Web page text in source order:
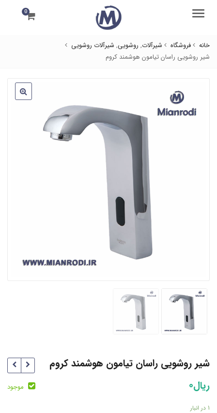
منو 0
خانه فروشگاه شیرآلات, روشویی, شیرآلات روشویی
شیر روشویی راسان تیامون هوشمند کروم
شیر روشویی راسان تیامون هوشمند کروم
ریال0 موجود
1 در انبار